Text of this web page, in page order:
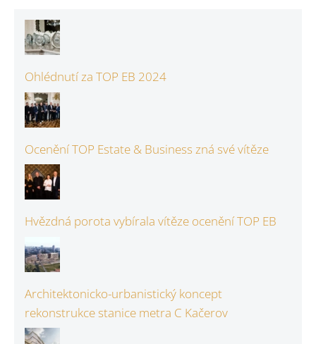
Ohlédnutí za TOP EB 2024
Ocenění TOP Estate & Business zná své vítěze
Hvězdná porota vybírala vítěze ocenění TOP EB
Architektonicko-urbanistický koncept
rekonstrukce stanice metra C Kačerov